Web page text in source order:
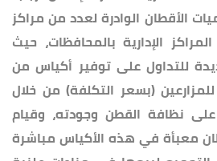
الأقطان الوادرة لعدد من مراكز
الإدارية بالمحافظات، حيث
للتداول على توفير أكياس من
(بسعر التكلفة) من خلال
نظافة القطن وجودته، وقيام
معبأة في هذه الأكياس مباشرة